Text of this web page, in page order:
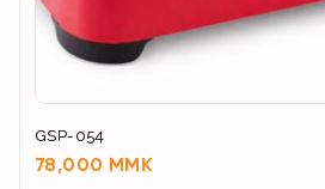
GSP-054
78,000 MMK